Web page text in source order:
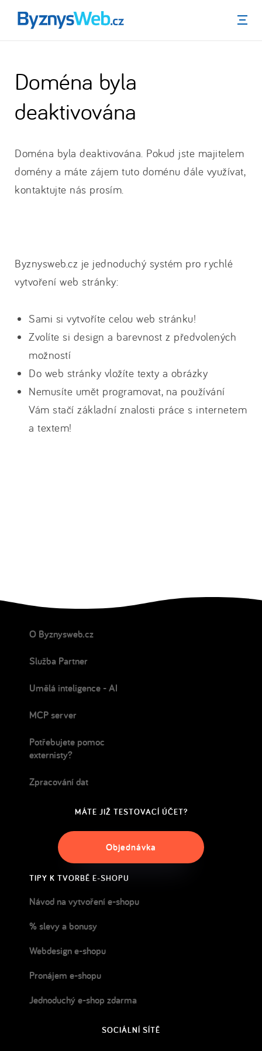
Menu
Doména byla
deaktivována
Doména byla deaktivována. Pokud jste majitelem
domény a máte zájem tuto doménu dále využívat,
kontaktujte nás prosím.
Byznysweb.cz je jednoduchý systém pro rychlé
vytvoření web stránky:
Sami si vytvoříte celou web stránku!
Zvolíte si design a barevnost z předvolených
možností
Do web stránky vložíte texty a obrázky
Nemusíte umět programovat, na používání
Vám stačí základní znalosti práce s internetem
a textem!
O Byznysweb.cz
Služba Partner
Umělá inteligence - AI
MCP server
Potřebujete pomoc
externisty?
Zpracování dat
MÁTE JIŽ TESTOVACÍ ÚČET?
Objednávka
TIPY K TVORBĚ E-SHOPU
Návod na vytvoření e-shopu
% slevy a bonusy
Webdesign e-shopu
Pronájem e-shopu
Jednoduchý e-shop zdarma
SOCIÁLNÍ SÍTĚ